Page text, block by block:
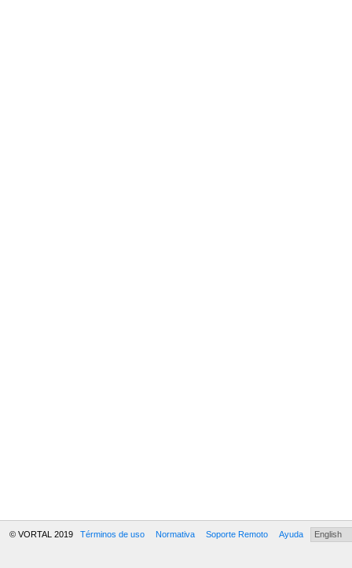
© VORTAL 2019 Términos de uso Normativa Soporte Remoto Ayuda